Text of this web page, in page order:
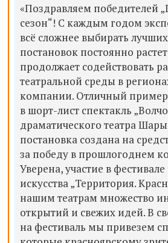
«Поздравляем победителей
сезон“! С каждым годом
всё сложнее выбирать
постановок постоянно
продолжает содействовать
театральной среды в
компании. Отличный
в шорт-лист спектакль
драматического театра
постановка создана на
за победу в прошлогоднем
Уверена, участие в
искусства „Территория.
нашим театрам множество
открытий и свежих идей. В
на фестиваль мы привезем